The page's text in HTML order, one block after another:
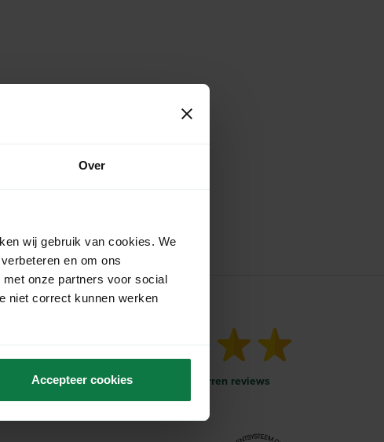
Over
wij gebruik van cookies. We
en om ons
onze partners voor social
niet correct kunnen werken
Accepteer cookiesMeer dan 1000 vijf-sterren reviews